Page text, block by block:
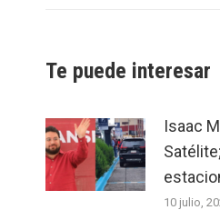
Te puede interesar
Isaac
10 julio,